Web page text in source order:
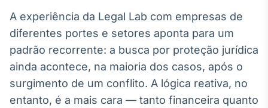
A experiência da Legal Lab com empresas de
diferentes portes e setores aponta para um
padrão recorrente: a busca por proteção jurídica
ainda acontece, na maioria dos casos, após o
surgimento de um conflito. A lógica reativa, no
entanto, é a mais cara — tanto financeira quanto